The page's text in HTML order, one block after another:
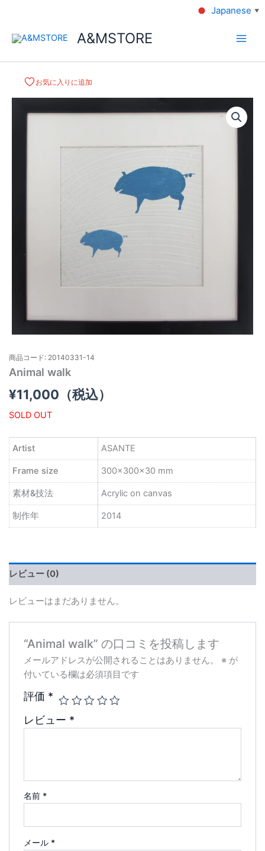
A&MSTORE
お気に入りに追加
商品コード: 20140331-14
Animal walk
¥11,000 （税込）
SOLD OUT
Artist ASANTE
Frame size 300×300×30 mm
素材&技法 Acrylic on canvas
制作年 2014
レビュー (0)
レビューはまだありません。
“Animal walk” の口コミを投稿します
メールアドレスが公開されることはありません。 ※ が
付いている欄は必須項目です
評価 *
レビュー *
名前 *
メール *
Japanese ▼